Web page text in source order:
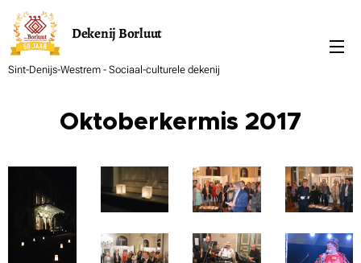
DekenijBorluut
Sint-Denijs-Westrem - Sociaal-culturele dekenij
Oktoberkermis 2017